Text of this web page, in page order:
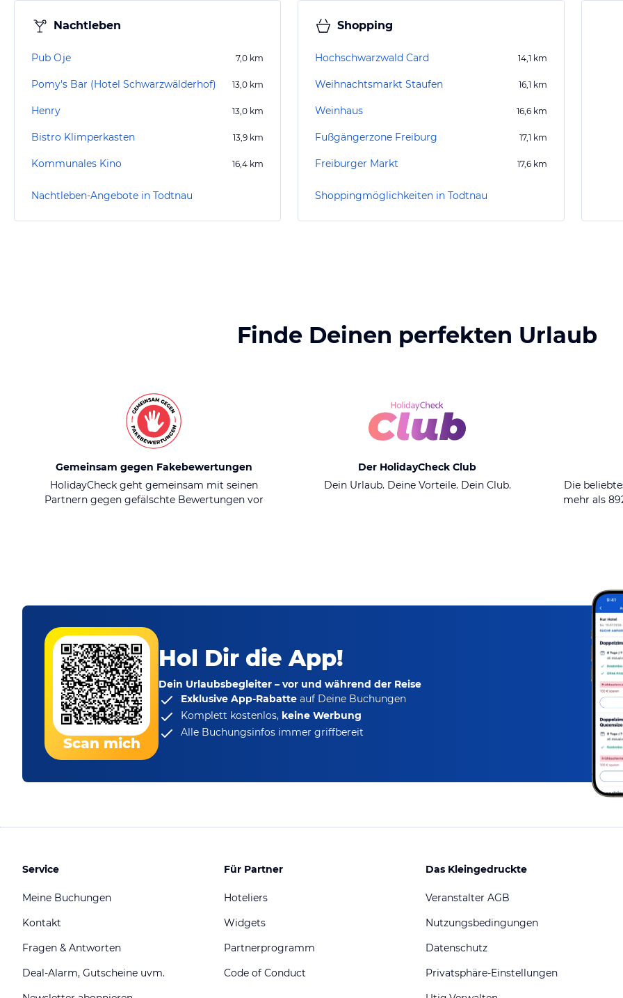
Nachtleben
Pub Oje 7,0 km
Pomy's Bar (Hotel Schwarzwälderhof) 13,0 km
Henry 13,0 km
Bistro Klimperkasten 13,9 km
Kommunales Kino 16,4 km
Nachtleben-Angebote in Todtnau
Shopping
Hochschwarzwald Card 14,1 km
Weihnachtsmarkt Staufen 16,1 km
Weinhaus 16,6 km
Fußgängerzone Freiburg 17,1 km
Freiburger Markt 17,6 km
Shoppingmöglichkeiten in Todtnau
Finde Deinen perfekten Urlaub
Gemeinsam gegen Fakebewertungen
HolidayCheck geht gemeinsam mit seinen
Partnern gegen gefälschte Bewertungen vor
Der HolidayCheck Club
Dein Urlaub. Deine Vorteile. Dein Club.
Die
mehr als
Scan mich
Hol Dir die App!
Dein Urlaubsbegleiter – vor und während der Reise
Exklusive App-Rabatte auf Deine Buchungen
Komplett kostenlos, keine Werbung
Alle Buchungsinfos immer griffbereit
Service
Meine Buchungen
Kontakt
Fragen & Antworten
Deal-Alarm, Gutscheine uvm.
Für Partner
Hoteliers
Widgets
Partnerprogramm
Code of Conduct
Das Kleingedruckte
Veranstalter AGB
Nutzungsbedingungen
Datenschutz
Privatsphäre-Einstellungen